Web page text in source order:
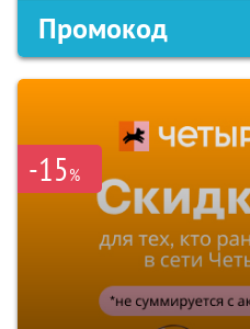
Промокод
-15%